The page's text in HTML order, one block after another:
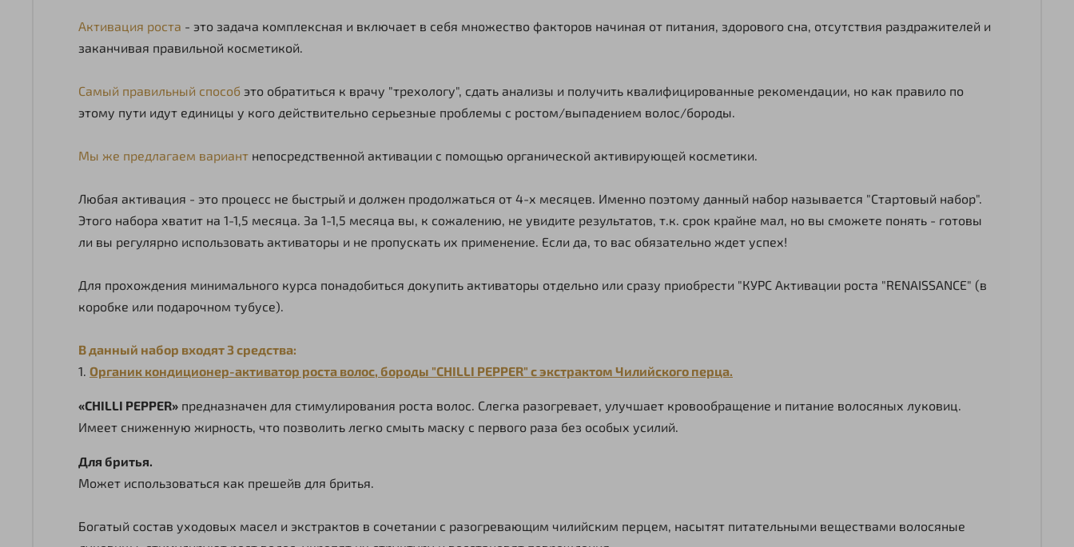
Активация роста - это задача комплексная и включает в себя множество факторов начиная от питания, здорового сна, отсутствия раздражителей и
заканчивая правильной косметикой.
Самый правильный способ это обратиться к врачу "трехологу", сдать анализы и получить квалифицированные рекомендации, но как правило по
этому пути идут единицы у кого действительно серьезные проблемы с ростом/выпадением волос/бороды.
Мы же предлагаем вариант непосредственной активации с помощью органической активирующей косметики.
Любая активация - это процесс не быстрый и должен продолжаться от 4-х месяцев. Именно поэтому данный набор называется "Стартовый набор".
Этого набора хватит на 1-1,5 месяца. За 1-1,5 месяца вы, к сожалению, не увидите результатов, т.к. срок крайне мал, но вы сможете понять - готовы
ли вы регулярно использовать активаторы и не пропускать их применение. Если да, то вас обязательно ждет успех!
Для прохождения минимального курса понадобиться докупить активаторы отдельно или сразу приобрести "КУРС Активации роста "RENAISSANCE" (в
коробке или подарочном тубусе).
В данный набор входят 3 средства:
1. Органик кондиционер-активатор роста волос, бороды "CHILLI PEPPER" с экстрактом Чилийского перца.
«CHILLI PEPPER» предназначен для стимулирования роста волос. Слегка разогревает, улучшает кровообращение и питание волосяных луковиц.
Имеет сниженную жирность, что позволить легко смыть маску с первого раза без особых усилий.
Для бритья.
Может использоваться как прешейв для бритья.
Богатый состав уходовых масел и экстрактов в сочетании с разогревающим чилийским перцем, насытят питательными веществами волосяные